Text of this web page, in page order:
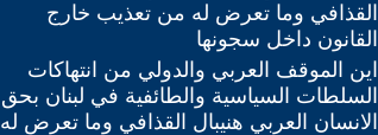
القذافي وما تعرض له من تعذيب خارج
القانون داخل سجونها
اين الموقف العربي والدولي من انتهاكات
السلطات السياسية والطائفية في لبنان بحق
الانسان العربي هنيبال القذافي وما تعرض له